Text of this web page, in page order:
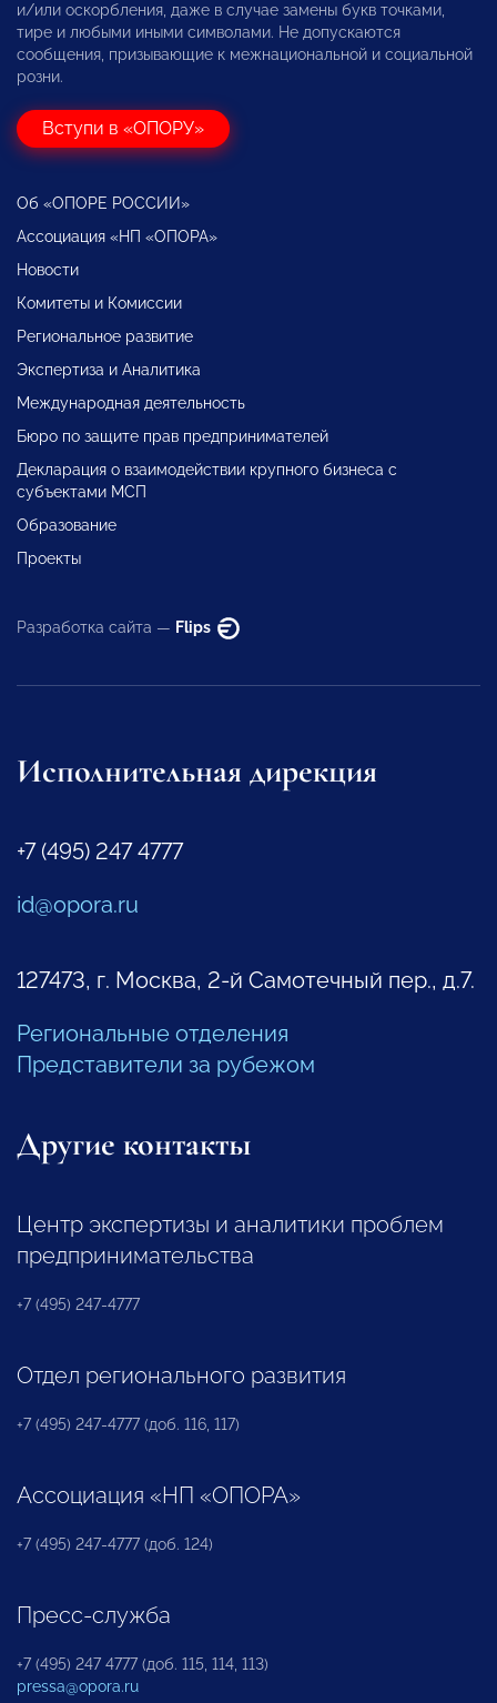
и/или оскорбления, даже в случае замены букв точками,
тире и любыми иными символами. Не допускаются
сообщения, призывающие к межнациональной и социальной
розни.
Вступи в «ОПОРУ»
Об «ОПОРЕ РОССИИ»
Ассоциация «НП «ОПОРА»
Новости
Комитеты и Комиссии
Региональное развитие
Экспертиза и Аналитика
Международная деятельность
Бюро по защите прав предпринимателей
Декларация о взаимодействии крупного бизнеса с
субъектами МСП
Образование
Проекты
Разработка сайта — Flips
Исполнительная дирекция
+7 (495) 247 4777
id@opora.ru
127473, г. Москва, 2-й Самотечный пер., д.7.
Региональные отделения
Представители за рубежом
Другие контакты
Центр экспертизы и аналитики проблем
предпринимательства
+7 (495) 247-4777
Отдел регионального развития
+7 (495) 247-4777 (доб. 116, 117)
Ассоциация «НП «ОПОРА»
+7 (495) 247-4777 (доб. 124)
Пресс-служба
+7 (495) 247 4777 (доб. 115, 114, 113)
pressa@opora.ru